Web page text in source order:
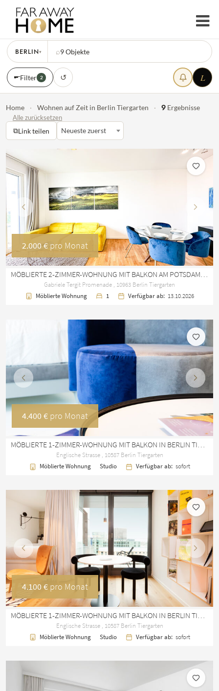
BERLIN▾ ⌕9Objekte
Filter 2 ↺ L
Home · Wohnen auf Zeit in Berlin Tiergarten · 9 Ergebnisse
Alle zurücksetzen
⧉Link teilen Neueste zuerst
Vorherige
2.000 € pro Monat
Gabriele Tergit Promenade , 10963 Berlin Tiergarten
Möblierte Wohnung
1 Verfügbar ab: 13.10.2026
Vorherige
4.400 € pro Monat
MÖBLIERTE 1-ZIMMER-WOHNUNG MIT BALKON IN BERLIN TIERGARTEN – 40 M²
Englische Strasse , 10587 Berlin Tiergarten
Möblierte Wohnung
Studio Verfügbar ab: sofort
Vorherige
4.100 € pro Monat
Englische Strasse , 10587 Berlin Tiergarten
Möblierte Wohnung
Studio Verfügbar ab: sofort